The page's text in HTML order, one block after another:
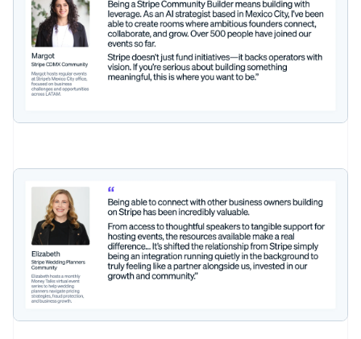
Nederlands English
บราซิล
Português English
บัลแกเรีย
English
โปแลนด์
ฝรั่งเศส
Français English
ฟินแลนด์
EnglishSvenska
มอลตา
English
มาเลเซีย